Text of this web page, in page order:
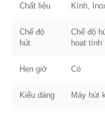
Chất liệu Kính,
Chế độ
hút
Chế độ
hoạt tính
Hẹn giờ Có
Kiểu dáng Máy hút